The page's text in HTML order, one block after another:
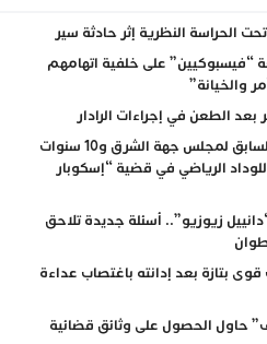
الحراسة النظرية إثر حادثة سير
“فيسبوكيين” على خلفية اتهامهم
والخيانة”
الطعن في إجراءات الرادار
12سنة سجنا لبعيوي الرئيس السابق لمجلس جهة الشرق و10 سنوات
الرياضي في قضية “إسكوبار
زيوزيو”.. أسئلة جديدة تلاحق
قوى بتازة بعد إدانته باغتصاب عداءة
حاول الحصول على وثائق قضائية